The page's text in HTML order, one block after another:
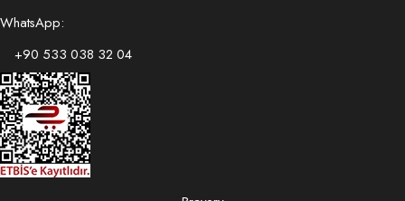
WhatsApp:
+90 533 038 32 04